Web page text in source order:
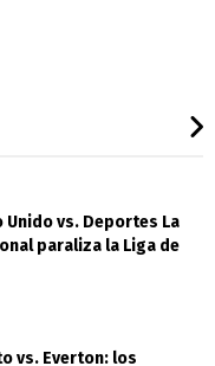
vs. Deportes La
paraliza la Liga de
vs. Everton: los